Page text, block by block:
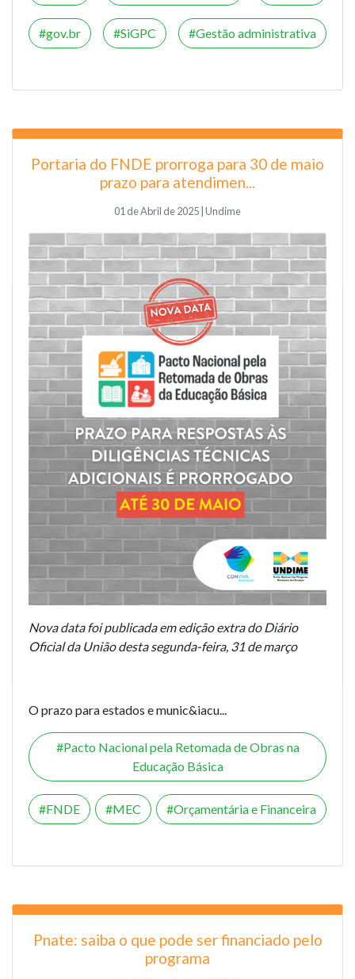
gov.br SiGPC Gestão administrativa
Portaria do FNDE prorroga para 30 de maio
prazo para atendimen...
01 de Abril de 2025 | Undime
Nova data foi publicada em edição extra do Diário
Oficial da União desta segunda-feira, 31 de março
O prazo para estados e munic&iacu...
Pacto Nacional pela Retomada de Obras na
Educação Básica
FNDE MEC Orçamentária e Financeira
Pnate: saiba o que pode ser financiado pelo
programa